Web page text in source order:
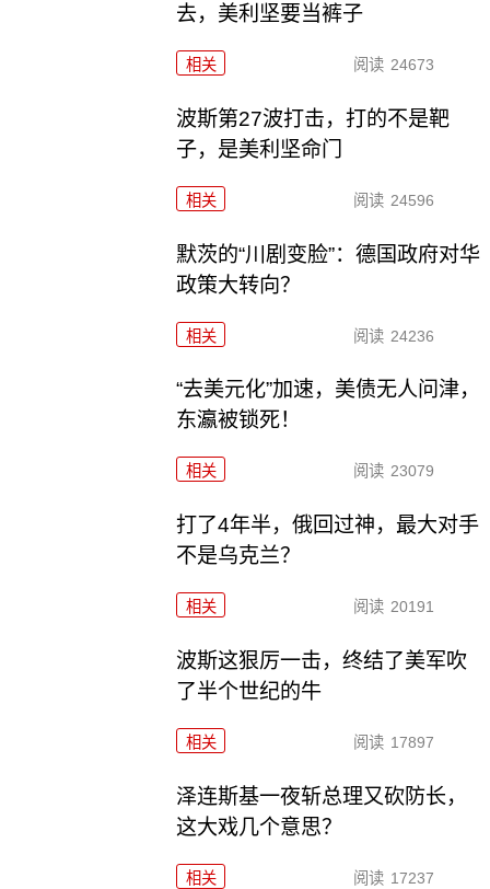
去，美利坚要当裤子
相关 阅读 24673
波斯第27波打击，打的不是靶
子，是美利坚命门
相关 阅读 24596
默茨的“川剧变脸”：德国政府对华
政策大转向？
相关 阅读 24236
“去美元化”加速，美债无人问津，
东瀛被锁死！
相关 阅读 23079
打了4年半，俄回过神，最大对手
不是乌克兰？
相关 阅读 20191
波斯这狠厉一击，终结了美军吹
了半个世纪的牛
相关 阅读 17897
泽连斯基一夜斩总理又砍防长，
这大戏几个意思？
相关 阅读 17237